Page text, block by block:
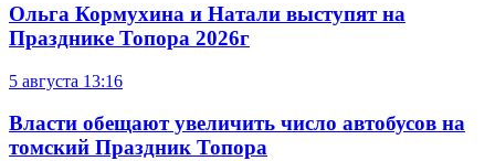
Ольга Кормухина и Натали выступят на
Празднике Топора 2026г
5 августа 13:16
Власти обещают увеличить число автобусов на
томский Праздник Топора